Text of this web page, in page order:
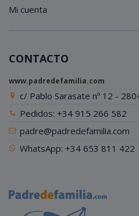
Mi cuenta
CONTACTO
www.padredefamilia.com
c/ Pablo Sarasate nº 12 -
Pedidos: +34 915 266 582
padre@padredefamilia.com
WhatsApp: +34 653 811 422